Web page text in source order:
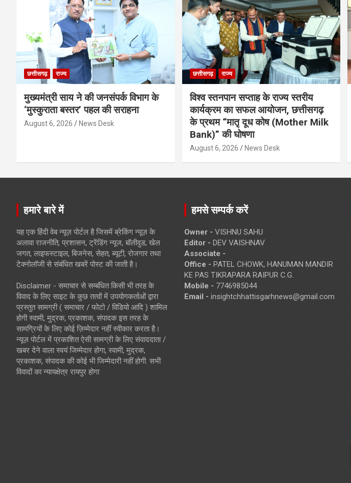
छत्तीसगढ़ राज्य
मुख्यमंत्री साय ने की जनसंपर्क विभाग के
‘मुस्कुराता बस्तर’ पहल की सराहना
August 6, 2026 News Desk
छत्तीसगढ़ राज्य
विश्व स्तनपान सप्ताह के राज्य स्तरीय
कार्यक्रम का सफल आयोजन, छत्तीसगढ़
के प्रथम “मातृ दूध कोष (Mother Milk
Bank)” की घोषणा
August 6, 2026 News Desk
हमारे बारे में
यह एक हिंदी वेब न्यूज़ पोर्टल है जिसमें ब्रेकिंग न्यूज़ के
अलावा राजनीति, प्रशासन, ट्रेंडिंग न्यूज, बॉलीवुड, खेल
जगत, लाइफस्टाइल, बिजनेस, सेहत, ब्यूटी, रोजगार तथा
टेक्नोलॉजी से संबंधित खबरें पोस्ट की जाती है।
Disclaimer - समाचार से सम्बंधित किसी भी तरह के
विवाद के लिए साइट के कुछ तत्वों में उपयोगकर्ताओं द्वारा
प्रस्तुत सामग्री ( समाचार / फोटो / विडियो आदि ) शामिल
होगी स्वामी, मुद्रक, प्रकाशक, संपादक इस तरह के
सामग्रियों के लिए कोई ज़िम्मेदार नहीं स्वीकार करता है।
न्यूज़ पोर्टल में प्रकाशित ऐसी सामग्री के लिए संवाददाता /
खबर देने वाला स्वयं जिम्मेदार होगा, स्वामी, मुद्रक,
प्रकाशक, संपादक की कोई भी जिम्मेदारी नहीं होगी. सभी
विवादों का न्यायक्षेत्र रायपुर होगा
हमसे सम्पर्क करें
Owner - VISHNU SAHU
Editor - DEV VAISHNAV
Associate -
Office - PATEL CHOWK, HANUMAN MANDIR
KE PAS TIKRAPARA RAIPUR C.G.
Mobile - 7746985044
Email - insightchhattisgarhnews@gmail.com